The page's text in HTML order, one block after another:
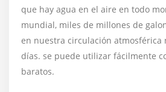
que hay agua en el aire en todo
mundial, miles de millones de
en nuestra circulación atmosférica
días. se puede utilizar fácilmente
baratos.